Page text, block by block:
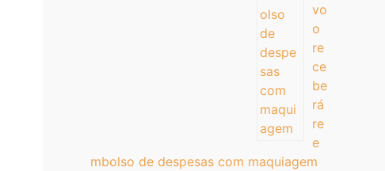
vo
o
re
ce
be
rá
re
e
mbolso de despesas com maquiagem